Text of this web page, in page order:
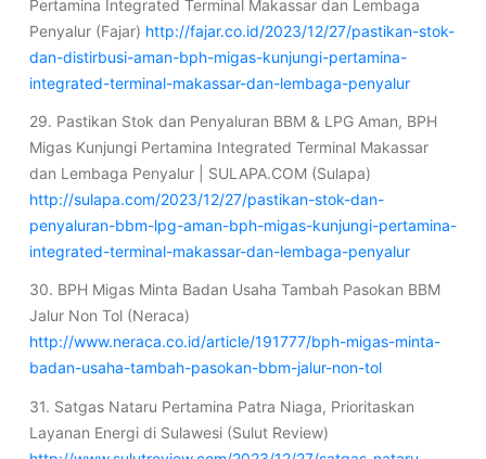
Pertamina Integrated Terminal Makassar dan Lembaga
Penyalur (Fajar) http://fajar.co.id/2023/12/27/pastikan-stok-
dan-distirbusi-aman-bph-migas-kunjungi-pertamina-
integrated-terminal-makassar-dan-lembaga-penyalur
29. Pastikan Stok dan Penyaluran BBM & LPG Aman, BPH
Migas Kunjungi Pertamina Integrated Terminal Makassar
dan Lembaga Penyalur | SULAPA.COM (Sulapa)
http://sulapa.com/2023/12/27/pastikan-stok-dan-
penyaluran-bbm-lpg-aman-bph-migas-kunjungi-pertamina-
integrated-terminal-makassar-dan-lembaga-penyalur
30. BPH Migas Minta Badan Usaha Tambah Pasokan BBM
Jalur Non Tol (Neraca)
http://www.neraca.co.id/article/191777/bph-migas-minta-
badan-usaha-tambah-pasokan-bbm-jalur-non-tol
31. Satgas Nataru Pertamina Patra Niaga, Prioritaskan
Layanan Energi di Sulawesi (Sulut Review)